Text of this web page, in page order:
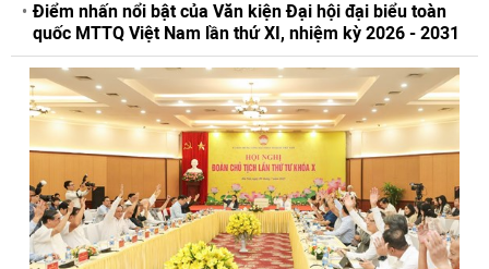
Điểm nhấn nổi bật của Văn kiện Đại hội đại biểu toàn
quốc MTTQ Việt Nam lần thứ XI, nhiệm kỳ 2026 - 2031